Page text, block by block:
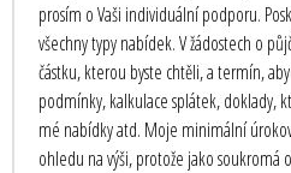
prosím o Vaši individuální podporu.
všechny typy nabídek. V žádostech o
částku, kterou byste chtěli, a termín,
podmínky, kalkulace splátek, doklady,
mé nabídky atd. Moje minimální
ohledu na výši, protože jako soukromá